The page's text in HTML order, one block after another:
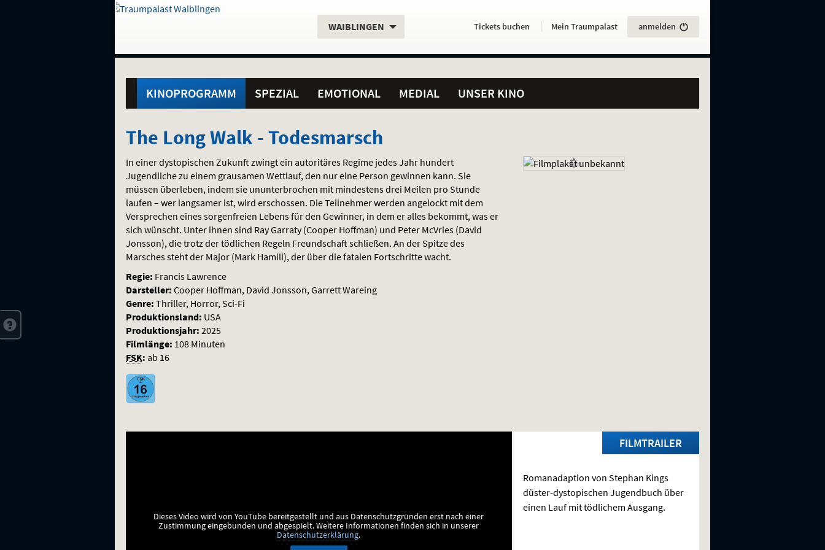
direkt
Inhalt
Menü
und
Gehe
Standortauswahl
Aktueller
WAIBLINGEN Servicefunktionen
Aktuelles
HierTickets buchen . Mein Traumpalast anmelden
KINOPROGRAMM SPEZIAL EMOTIONAL MEDIAL UNSER KINO
The
Long
Walk
Todesmarsch
The Long Walk - Todesmarsch
In einer dystopischen Zukunft zwingt ein autoritäres Regime jedes Jahr hundert
Jugendliche zu einem grausamen Wettlauf, den nur eine Person gewinnen kann. Sie
müssen überleben, indem sie ununterbrochen mit mindestens drei Meilen pro Stunde
laufen – wer langsamer ist, wird erschossen. Die Teilnehmer werden angelockt mit dem
Versprechen eines sorgenfreien Lebens für den Gewinner, in dem er alles bekommt, was er
sich wünscht. Unter ihnen sind Ray Garraty (Cooper Hoffman) und Peter McVries (David
Jonsson), die trotz der tödlichen Regeln Freundschaft schließen. An der Spitze des
Marsches steht der Major (Mark Hamill), der über die fatalen Fortschritte wacht.
Regie: Francis Lawrence
Darsteller: Cooper Hoffman, David Jonsson, Garrett Wareing
Genre: Thriller, Horror, Sci-Fi
Produktionsland: USA
Produktionsjahr: 2025
Filmlänge: 108 Minuten
FSK: ab 16
FILMTRAILER
Dieses Video wird von YouTube bereitgestellt und aus Datenschutzgründen erst nach einer
Zustimmung eingebunden und abgespielt.Weitere Informationen finden sich in unserer
Datenschutzerklärung.
Romanadaption von Stephan Kings
düster-dystopischen Jugendbuch über
einen Lauf mit tödlichem Ausgang.